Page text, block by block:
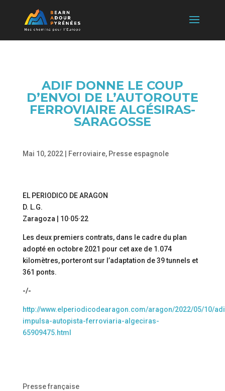
ADIF DONNE LE COUP
D’ENVOI DE L’AUTOROUTE
FERROVIAIRE ALGÉSIRAS-
SARAGOSSE
Mai 10, 2022| Ferroviaire, Presse espagnole
EL PERIODICO DE ARAGON
D. L.G.
Zaragoza | 10·05·22
Les deux premiers contrats, dans le cadre du plan
adopté en octobre 2021 pour cet axe de 1.074
kilomètres, porteront sur l’adaptation de 39 tunnels et
361 ponts.
-/-
http://www.elperiodicodearagon.com/aragon/2022/05/10/
impulsa-autopista-ferroviaria-algeciras-
65909475.html
Presse française